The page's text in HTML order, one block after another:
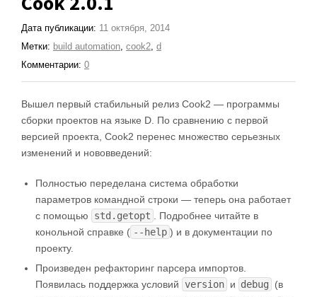
Дата публикации: 11 октября, 2014
Метки: build automation, cook2, d
Комментарии: 0
Вышел первый стабильный релиз Cook2 — программы
сборки проектов на языке D. По сравнению с первой
версией проекта, Cook2 перенес множество серьезных
изменений и нововведений:
Полностью переделана система обработки
параметров командной строки — теперь она работает
с помощью
std.getopt
. Подробнее читайте в
конольной справке ( --help ) и в документации по
проекту.
Произведен рефакторинг парсера импортов.
Появилась поддержка условий version и debug
(в